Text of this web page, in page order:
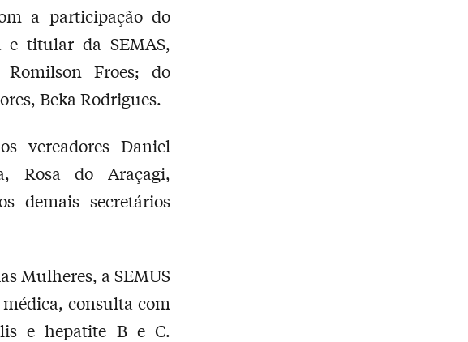
a participação do
e titular da SEMAS,
Romilson Froes; do
Beka Rodrigues.
vereadores Daniel
Rosa do Araçagi,
demais secretários
Mulheres, a SEMUS
consulta com
e hepatite B e C.